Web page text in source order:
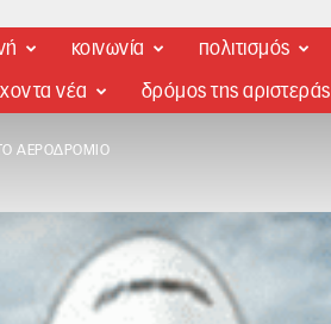
κοινωνία πολιτισμός
νέα δρόμος της αριστεράς
ΑΕΡΟΔΡΌΜΙΟ